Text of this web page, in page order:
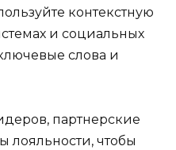
контекстную
и социальных
слова и
партнерские
чтобы